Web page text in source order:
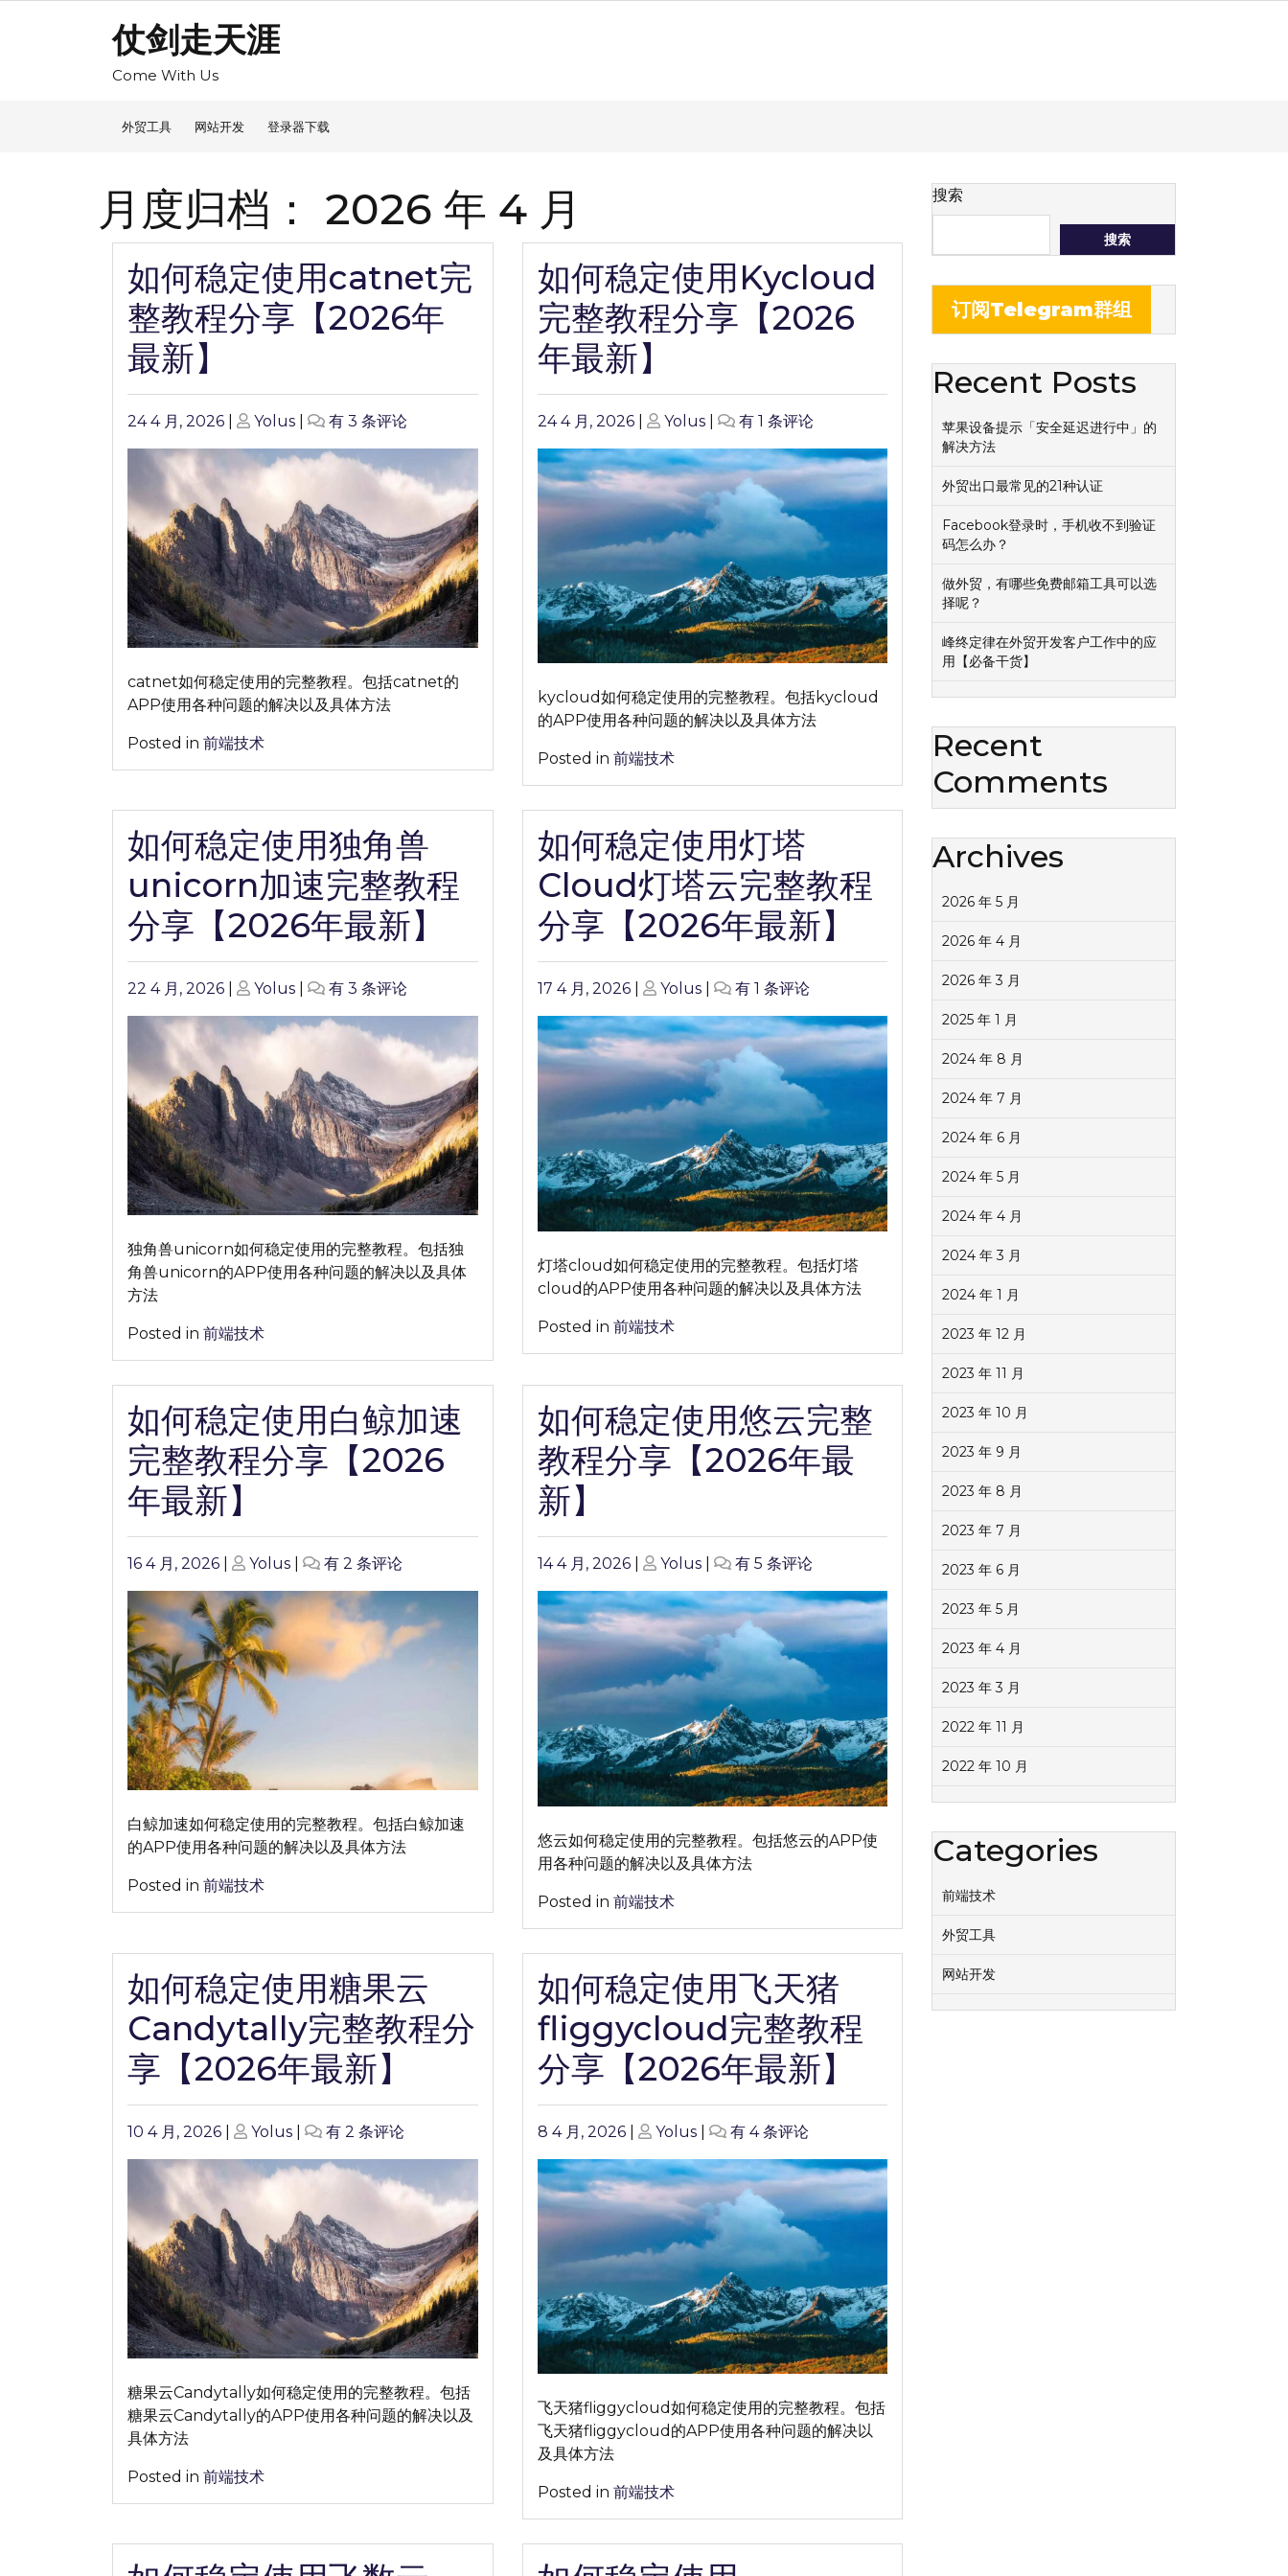
仗剑走天涯
Come With Us
外贸工具 网站开发 登录器下载
月度归档： 2026 年 4 月
如何稳定使用catnet完
整教程分享【2026年
最新】
Posted
24 4 月, 2026
Posted
Yolus
如
使
用
catnet
完
整
教
程
分
享
【2026
最
有 3 条评论
catnet如何稳定使用的完整教程。包括catnet的
APP使用各种问题的解决以及具体方法
Posted in 前端技术
如何稳定使用Kycloud
完整教程分享【2026
年最新】
Posted
24 4 月, 2026| Posted
Yolus|
如
稳
定
使
Kycloud
完
整
教
程
享
【2026
新】
有 1 条评论
kycloud如何稳定使用的完整教程。包括kycloud
的APP使用各种问题的解决以及具体方法
Posted in 前端技术
如何稳定使用独角兽
unicorn加速完整教程
分享【2026年最新】
Posted
22 4 月, 2026
Posted
Yolus
如
使
用
独
角
兽
unicorn
加
速
完
分
【2026
年
新】
有 3 条评论
独角兽unicorn如何稳定使用的完整教程。包括独
角兽unicorn的APP使用各种问题的解决以及具体
方法
Posted in 前端技术
如何稳定使用灯塔
Cloud灯塔云完整教程
分享【2026年最新】
Posted
17 4 月, 2026| Posted
Yolus|
如
稳
定
使
灯
塔
Cloud
灯
塔
完
整
分
【2026
年
最
新】
有 1 条评论
灯塔cloud如何稳定使用的完整教程。包括灯塔
cloud的APP使用各种问题的解决以及具体方法
Posted in 前端技术
如何稳定使用白鲸加速
完整教程分享【2026
年最新】
Posted
16 4 月, 2026
Posted
Yolus
如
稳
定
使
用
完
整
教
享
年
最
新】
有 2 条评论
白鲸加速如何稳定使用的完整教程。包括白鲸加速
的APP使用各种问题的解决以及具体方法
Posted in 前端技术
如何稳定使用悠云完整
教程分享【2026年最
新】
Posted
14 4 月, 2026| Posted
Yolus|
如
稳
定
使
悠
云
完
整
教
分
享
最
新】
有 5 条评论
悠云如何稳定使用的完整教程。包括悠云的APP使
用各种问题的解决以及具体方法
Posted in 前端技术
如何稳定使用糖果云
Candytally完整教程分
享【2026年最新】
Posted
10 4 月, 2026
Posted
Yolus
如
使
用
糖
果
云
Candytally
完
整
教
最
新】
有 2 条评论
糖果云Candytally如何稳定使用的完整教程。包括
糖果云Candytally的APP使用各种问题的解决以及
具体方法
Posted in 前端技术
如何稳定使用飞天猪
fliggycloud完整教程
分享【2026年最新】
Posted
8 4 月, 2026| Posted
Yolus|
如
稳
定
使
飞
天
猪
fliggycloud
完
教
程
年
最
新】
有 4 条评论
飞天猪fliggycloud如何稳定使用的完整教程。包括
飞天猪fliggycloud的APP使用各种问题的解决以
及具体方法
Posted in 前端技术
搜索
搜索
订阅Telegram群组
Recent Posts
苹果设备提示「安全延迟进行中」的
解决方法
外贸出口最常见的21种认证
Facebook登录时，手机收不到验证
码怎么办？
做外贸，有哪些免费邮箱工具可以选
择呢？
峰终定律在外贸开发客户工作中的应
用【必备干货】
Recent
Comments
Archives
2026 年 5 月
2026 年 4 月
2026 年 3 月
2025 年 1 月
2024 年 8 月
2024 年 7 月
2024 年 6 月
2024 年 5 月
2024 年 4 月
2024 年 3 月
2024 年 1 月
2023 年 12 月
2023 年 11 月
2023 年 10 月
2023 年 9 月
2023 年 8 月
2023 年 7 月
2023 年 6 月
2023 年 5 月
2023 年 4 月
2023 年 3 月
2022 年 11 月
2022 年 10 月
Categories
前端技术
外贸工具
网站开发